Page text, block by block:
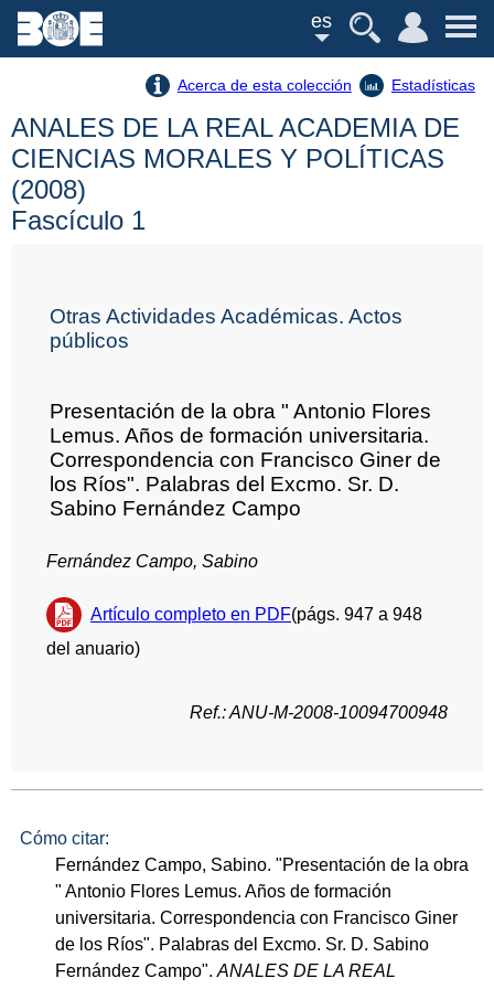
es
Acerca de esta colección Estadísticas
ANALES DE LA REAL ACADEMIA DE
CIENCIAS MORALES Y POLÍTICAS
(2008)
Fascículo 1
Otras Actividades Académicas. Actos
públicos
Presentación de la obra " Antonio Flores
Lemus. Años de formación universitaria.
Correspondencia con Francisco Giner de
los Ríos". Palabras del Excmo. Sr. D.
Sabino Fernández Campo
Fernández Campo, Sabino
Artículo completo en PDF(págs. 947 a 948
del anuario)
Ref.: ANU-M-2008-10094700948
Cómo citar:
Fernández Campo, Sabino. "Presentación de la obra
" Antonio Flores Lemus. Años de formación
universitaria. Correspondencia con Francisco Giner
de los Ríos". Palabras del Excmo. Sr. D. Sabino
Fernández Campo".ANALES DE LA REAL